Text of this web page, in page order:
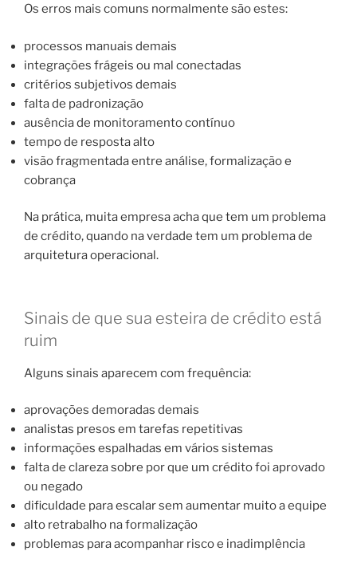
Os erros mais comuns normalmente são estes:
processos manuais demais
integrações frágeis ou mal conectadas
critérios subjetivos demais
falta de padronização
ausência de monitoramento contínuo
tempo de resposta alto
visão fragmentada entre análise, formalização e
cobrança
Na prática, muita empresa acha que tem um problema
de crédito, quando na verdade tem um problema de
arquitetura operacional.
Sinais de que sua esteira de crédito está
ruim
Alguns sinais aparecem com frequência:
aprovações demoradas demais
analistas presos em tarefas repetitivas
informações espalhadas em vários sistemas
falta de clareza sobre por que um crédito foi aprovado
ou negado
dificuldade para escalar sem aumentar muito a equipe
alto retrabalho na formalização
problemas para acompanhar risco e inadimplência